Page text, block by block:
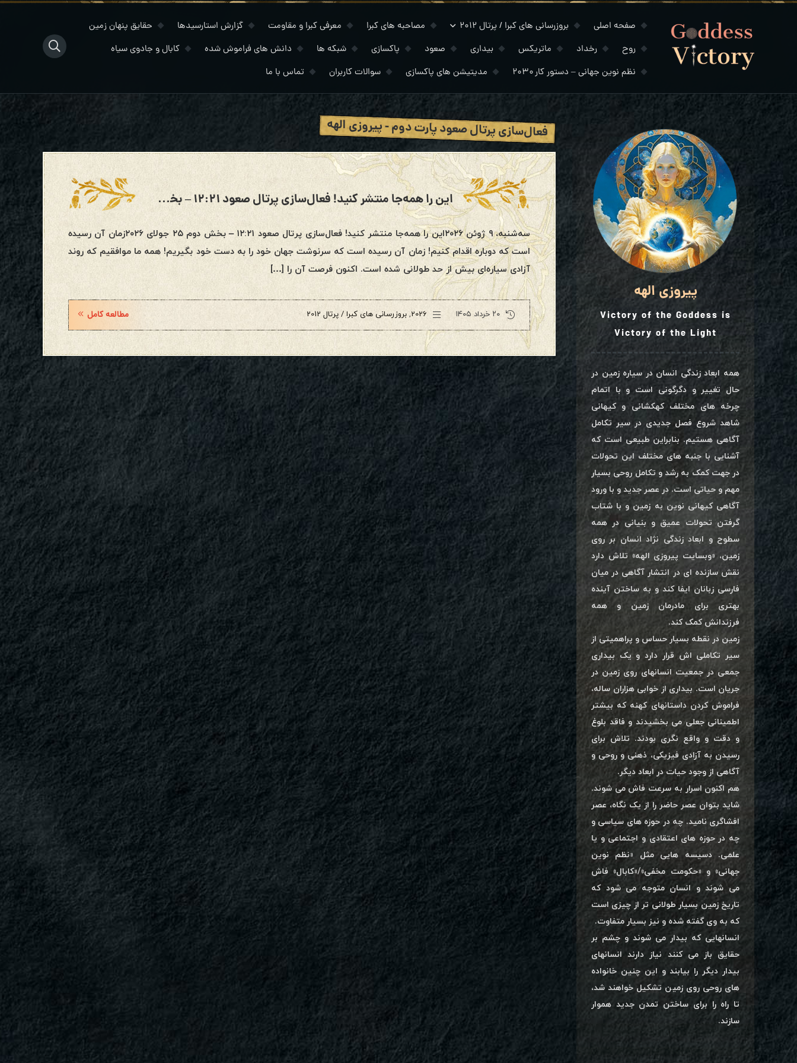
صفحه اصلی بروزرسانی های کبرا / پرتال ۲۰۱۲ مصاحبه های کبرا معرفی کبرا و مقاومت گزارش استارسیدها
حقایق پنهان زمین
روح
رخداد ماتریکس بیداری صعود پاکسازی شبکه ها دانش های فراموش شده
کابال و جادوی سیاه
نظم نوین جهانی – دستور کار ۲۰۳۰
مدیتیشن های پاکسازی سوالات کاربران تماس با ما
فعال‌سازی پرتال صعود پارت دوم - پیروزی الهه
این را همه‌جا منتشر کنید! فعال‌سازی پرتال صعود ۱۲:۲۱ – بخش دوم
سه‌شنبه، ۹ ژوئن ۲۰۲۶این را همه‌جا منتشر کنید! فعال‌سازی پرتال صعود ۱۲:۲۱ – بخش دوم ۲۵ جولای ۲۰۲۶زمان آن رسیده
است که دوباره اقدام کنیم! زمان آن رسیده است که سرنوشت جهان خود را به دست خود بگیریم! همه ما موافقیم که روند
آزادی سیاره‌ای بیش از حد طولانی شده است. اکنون فرصت آن را […]
۲۰ خرداد ۱۴۰۵ 2026
, بروزرسانی های کبرا / پرتال 2012 مطالعه کامل
پیروزی الهه
Victory of the Goddess is
Victory of the Light
همه ابعاد زندگی انسان در سیاره زمین در
حال تغییر و دگرگونی است و با اتمام
چرخه های مختلف کهکشانی و کیهانی
شاهد شروع فصل جدیدی در سیر تکامل
آگاهی هستیم. بنابراین طبیعی است که
آشنایی با جنبه های مختلف این تحولات
در جهت کمک به رشد و تکامل روحی بسیار
مهم و حیاتی است. در عصر جدید و با ورود
آگاهی کیهانی نوین به زمین و با شتاب
گرفتن تحولات عمیق و بنیانی در همه
سطوح و ابعاد زندگی نژاد انسان بر روی
زمین، «وبسایت پیروزی الهه» تلاش دارد
نقش سازنده ای در انتشار آگاهی در میان
فارسی زبانان ایفا کند و به ساختن آینده
بهتری برای مادرمان زمین و همه
فرزندانش کمک کند.
زمین در نقطه بسیار حساس و پراهمیتی از
سیر تکاملی اش قرار دارد و یک بیداری
جمعی در جمعیت انسانهای روی زمین در
جریان است. بیداری از خوابی هزاران ساله،
فراموش کردن داستانهای کهنه که بیشتر
اطمینانی جعلی می بخشیدند و فاقد بلوغ
و دقت و واقع نگری بودند. تلاش برای
رسیدن به آزادی فیزیکی، ذهنی و روحی و
آگاهی از وجود حیات در ابعاد دیگر.
هم اکنون اسرار به سرعت فاش می شوند.
شاید بتوان عصر حاضر را از یک نگاه، عصر
افشاگری نامید. چه در حوزه های سیاسی و
چه در حوزه های اعتقادی و اجتماعی و یا
علمی. دسیسه هایی مثل «نظم نوین
جهانی» و «حکومت مخفی»/«کابال» فاش
می شوند و انسان متوجه می شود که
تاریخ زمین بسیار طولانی تر از چیزی است
که به وی گفته شده و نیز بسیار متفاوت.
انسانهایی که بیدار می شوند و چشم بر
حقایق باز می کنند نیاز دارند انسانهای
بیدار دیگر را بیابند و این چنین خانواده
های روحی روی زمین تشکیل خواهند شد،
تا راه را برای ساختن تمدن جدید هموار
سازند.